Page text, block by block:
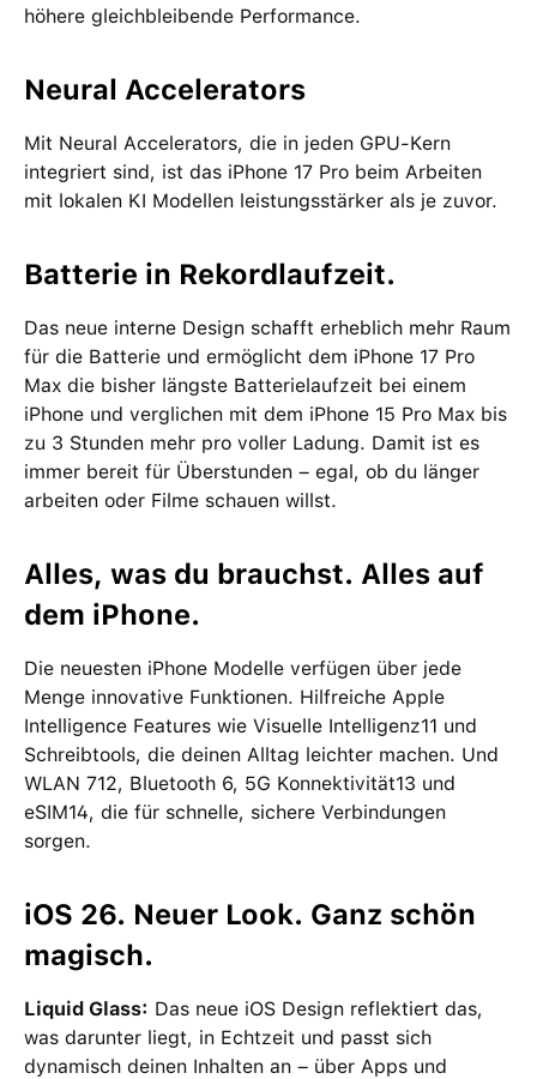
höhere gleichbleibende Performance.
Neural Accelerators
Mit Neural Accelerators, die in jeden GPU-Kern
integriert sind, ist das iPhone 17 Pro beim Arbeiten
mit lokalen KI Modellen leistungsstärker als je zuvor.
Batterie in Rekordlaufzeit.
Das neue interne Design schafft erheblich mehr Raum
für die Batterie und ermöglicht dem iPhone 17 Pro
Max die bisher längste Batterielaufzeit bei einem
iPhone und verglichen mit dem iPhone 15 Pro Max bis
zu 3 Stunden mehr pro voller Ladung. Damit ist es
immer bereit für Überstunden – egal, ob du länger
arbeiten oder Filme schauen willst.
Alles, was du brauchst. Alles auf
dem iPhone.
Die neuesten iPhone Modelle verfügen über jede
Menge innovative Funktionen. Hilfreiche Apple
Intelligence Features wie Visuelle Intelligenz11 und
Schreibtools, die deinen Alltag leichter machen. Und
WLAN 712, Bluetooth 6, 5G Konnektivität13 und
eSIM14, die für schnelle, sichere Verbindungen
sorgen.
iOS 26. Neuer Look. Ganz schön
magisch.
Liquid Glass: Das neue iOS Design reflektiert das,
was darunter liegt, in Echtzeit und passt sich
dynamisch deinen Inhalten an – über Apps und